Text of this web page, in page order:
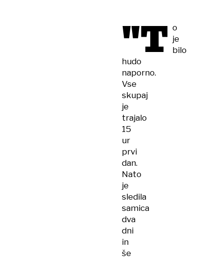
"T o
je
bilo
hudo
naporno.
Vse
skupaj
je
trajalo
15
ur
prvi
dan.
Nato
je
sledila
samica
dva
dni
in
še